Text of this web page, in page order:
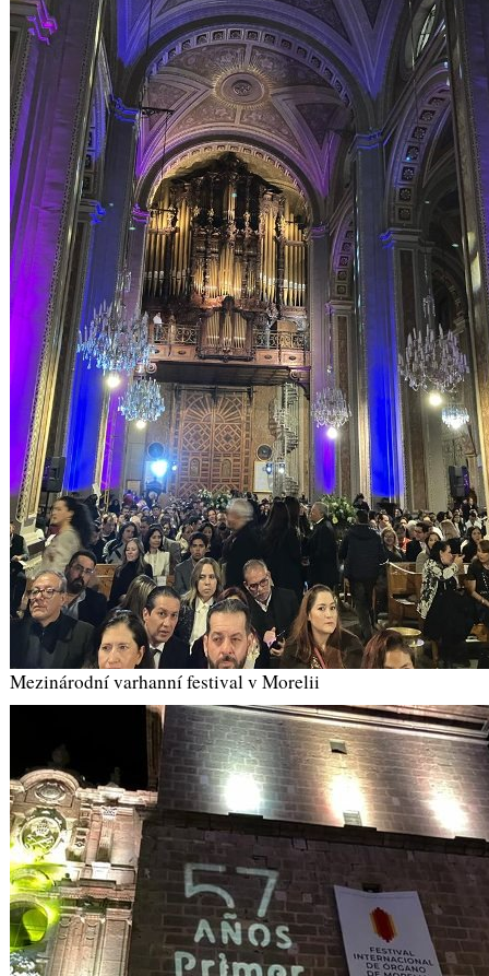
Mezinárodní varhanní festival v Morelii